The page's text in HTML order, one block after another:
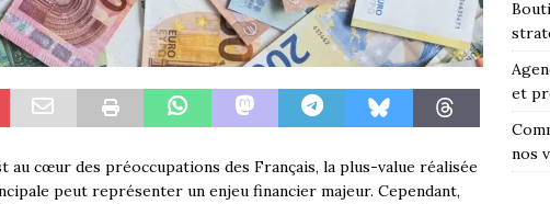
au cœur des préoccupations des Français, la plus-value réalisée
peut représenter un enjeu financier majeur. Cependant,
et
nos